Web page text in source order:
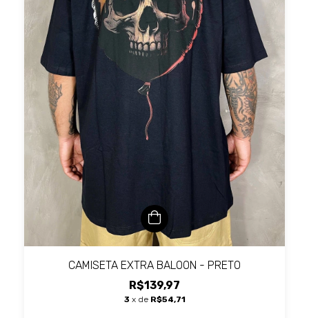
CAMISETA EXTRA BALOON - PRETO
R$139,97
3 x de R$54,71